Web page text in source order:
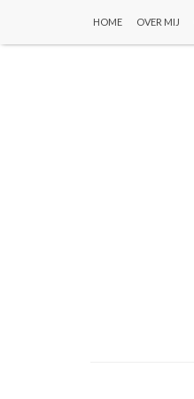
HOME OVER MIJ